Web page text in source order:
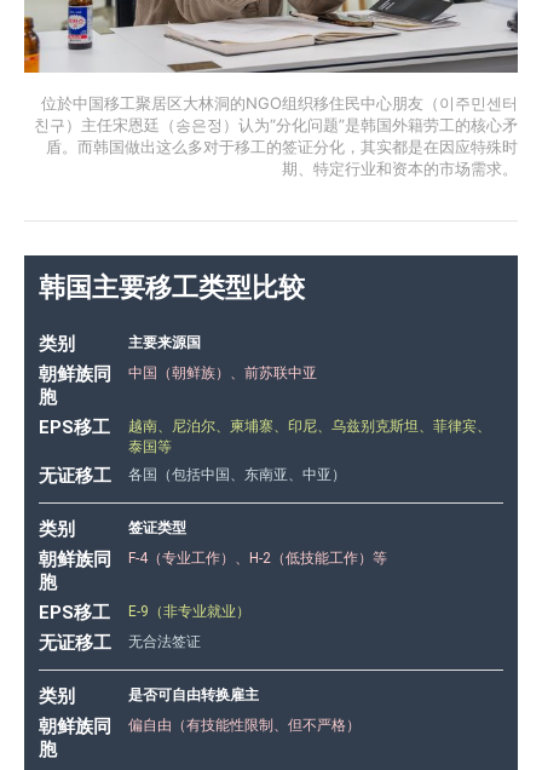
位於中国移工聚居区大林洞的NGO组织移住民中心朋友（이주민센터
친구）主任宋恩廷（송은정）认为“分化问题”是韩国外籍劳工的核心矛
盾。而韩国做出这么多对于移工的签证分化，其实都是在因应特殊时
期、特定行业和资本的市场需求。